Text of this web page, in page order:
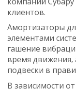
клиентов.
Амортизаторы
элементами
гашение
время
подвески в
В зависимости